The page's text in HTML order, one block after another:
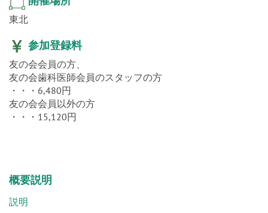
東北
参加登録料
友の会会員の方、
友の会歯科医師会員のスタッフの方
・・・6,480円
友の会会員以外の方
・・・15,120円
概要説明
説明